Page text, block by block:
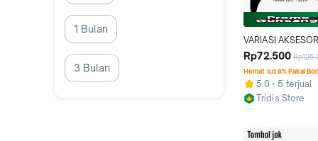
1 Bulan
3 Bulan
VARIASI
SCOOPY FI
2024
Rp72.500
Hemat s.d 8% Pakai
5.0
5 terjual
Tridis Store